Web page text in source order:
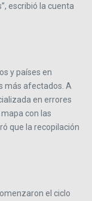
escribió la cuenta
y países en
más afectados. A
en errores
con las
que la recopilación
el ciclo